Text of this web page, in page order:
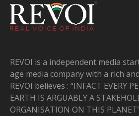
REVOI is a independent media
age media company with a rich
REVOI believes : “INFACT EVERY
EARTH IS ARGUABLY A
ORGANISATION ON THIS